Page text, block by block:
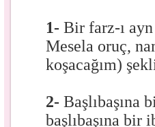
1- Bir farz-ı
Mesela oruç,
koşacağım)
2- Başlıbaşına
başlıbaşına bir